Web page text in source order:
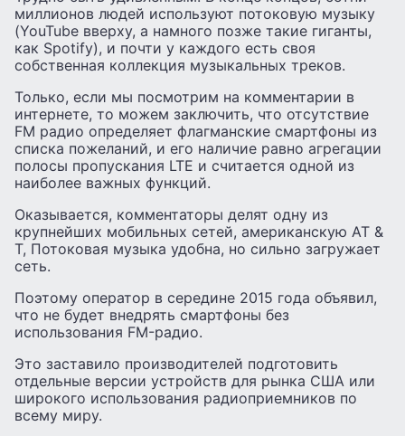
миллионов людей используют потоковую музыку
(YouTube вверху, а намного позже такие гиганты,
как Spotify), и почти у каждого есть своя
собственная коллекция музыкальных треков.
Только, если мы посмотрим на комментарии в
интернете, то можем заключить, что отсутствие
FM радио определяет флагманские смартфоны из
списка пожеланий, и его наличие равно агрегации
полосы пропускания LTE и считается одной из
наиболее важных функций.
Оказывается, комментаторы делят одну из
крупнейших мобильных сетей, американскую AT &
T, Потоковая музыка удобна, но сильно загружает
сеть.
Поэтому оператор в середине 2015 года объявил,
что не будет внедрять смартфоны без
использования FM-радио.
Это заставило производителей подготовить
отдельные версии устройств для рынка США или
широкого использования радиоприемников по
всему миру.